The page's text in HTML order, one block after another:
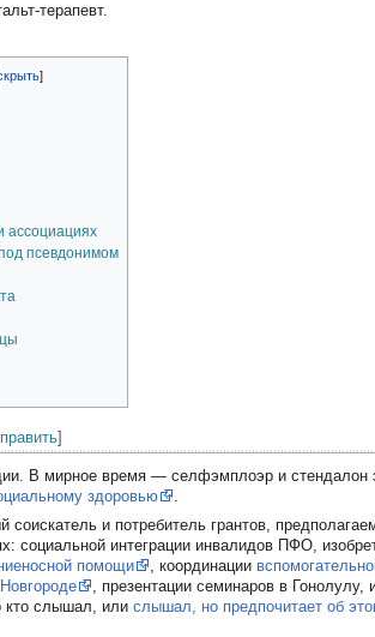
терапевт.
ассоциациях
псевдонимом
править]
В мирное время — селфэмплоэр и стендалон
здоровью
.
и потребитель грантов,
социальной интеграции инвалидов ПФО,
помощи , координации
, презентации семинаров в Гонолулу,
кто слышал, илислышал, но предпочитает об